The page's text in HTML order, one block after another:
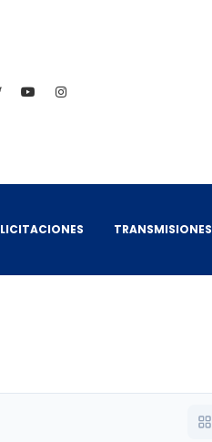
LICITACIONES TRANSMISIONES